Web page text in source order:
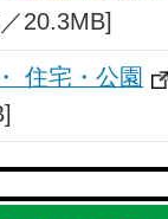
20.3MB]
住宅・公園